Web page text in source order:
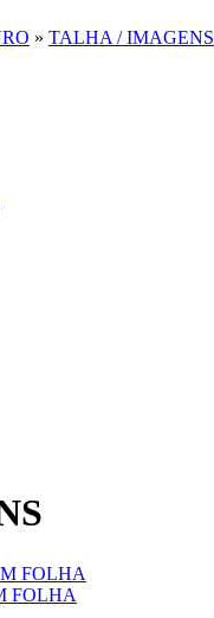
» TALHA / IMAGENS
FOLHA